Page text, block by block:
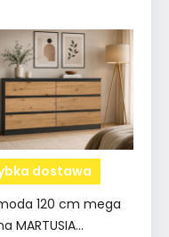
dostawa
120 cm mega
MARTUSIA